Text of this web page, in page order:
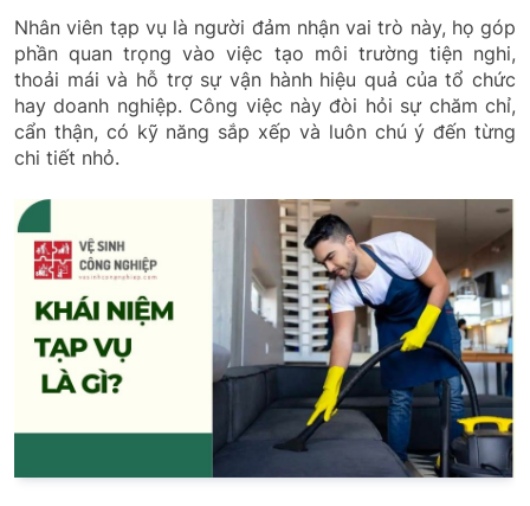
Nhân viên tạp vụ là người đảm nhận vai trò này, họ góp
phần quan trọng vào việc tạo môi trường tiện nghi,
thoải mái và hỗ trợ sự vận hành hiệu quả của tổ chức
hay doanh nghiệp. Công việc này đòi hỏi sự chăm chỉ,
cẩn thận, có kỹ năng sắp xếp và luôn chú ý đến từng
chi tiết nhỏ.